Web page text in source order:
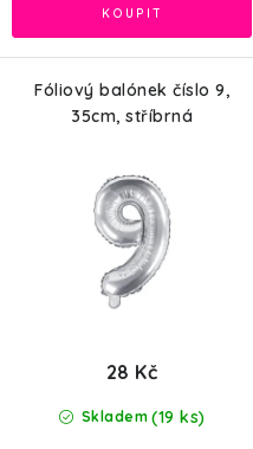
Fóliový balónek číslo 9,
35cm, stříbrná
Skladem (19 ks)
28 Kč